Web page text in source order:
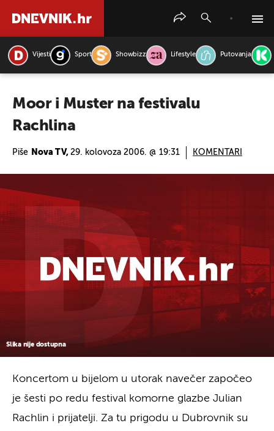
Vijesti Sport Showbizz Lifestyle Putovanja
Moor i Muster na festivalu
Rachlina
Piše Nova TV, 29. kolovoza 2006. @ 19:31 KOMENTARI
Slika nije dostupna
Koncertom u bijelom u utorak navečer započeo
je šesti po redu festival komorne glazbe Julian
Rachlin i prijatelji. Za tu prigodu u Dubrovnik su
PRETRAŽITE VIJESTI